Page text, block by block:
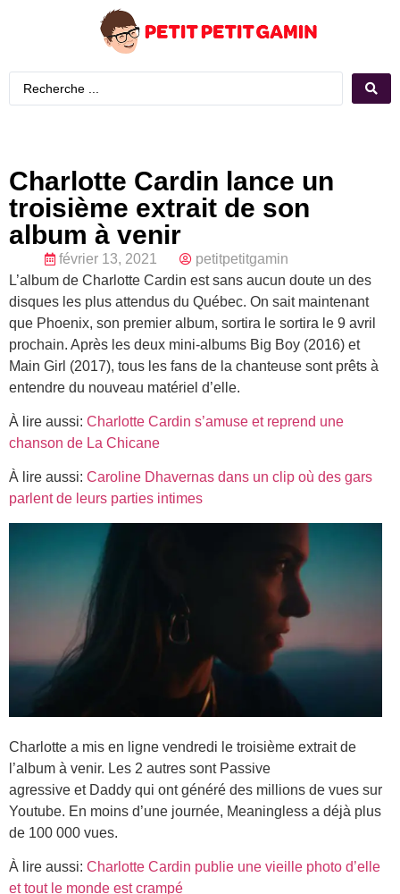
Charlotte Cardin lance un
troisième extrait de son
album à venir
février 13, 2021
petitpetitgamin
L’album de Charlotte Cardin est sans aucun doute un des
disques les plus attendus du Québec. On sait maintenant
que Phoenix, son premier album, sortira le sortira le 9 avril
prochain. Après les deux mini-albums Big Boy (2016) et
Main Girl (2017), tous les fans de la chanteuse sont prêts à
entendre du nouveau matériel d’elle.
À lire aussi: Charlotte Cardin s’amuse et reprend une
chanson de La Chicane
À lire aussi: Caroline Dhavernas dans un clip où des gars
parlent de leurs parties intimes
Charlotte a mis en ligne vendredi le troisième extrait de
l’album à venir. Les 2 autres sont Passive
agressive et Daddy qui ont généré des millions de vues sur
Youtube. En moins d’une journée, Meaningless a déjà plus
de 100 000 vues.
À lire aussi: Charlotte Cardin publie une vieille photo d’elle
et tout le monde est crampé